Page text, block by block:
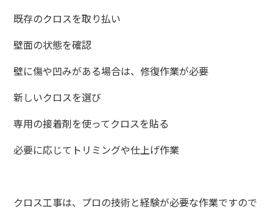
既存のクロスを取り払い
壁面の状態を確認
壁に傷や凹みがある場合は、修復作業が必要
新しいクロスを選び
専用の接着剤を使ってクロスを貼る
必要に応じてトリミングや仕上げ作業
クロス工事は、プロの技術と経験が必要な作業ですので